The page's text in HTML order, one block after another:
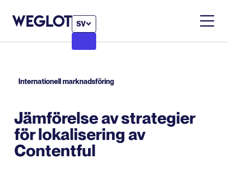
SV
Internationell marknadsföring
Jämförelse av strategier
för lokalisering av
Contentful